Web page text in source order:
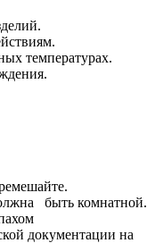
температурах.
быть комнатной.
документации на